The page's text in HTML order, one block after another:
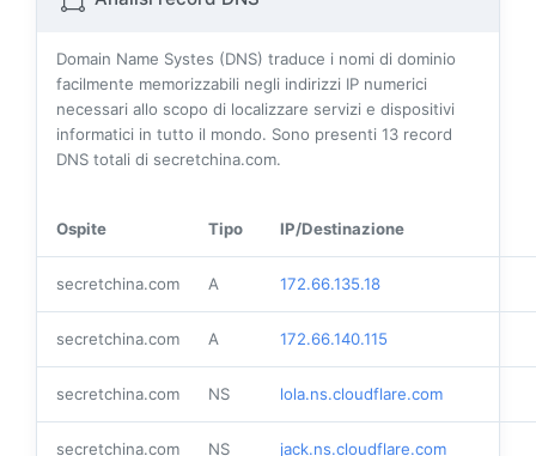
Domain Name Systes (DNS) traduce i nomi di dominio
facilmente memorizzabili negli indirizzi IP numerici
necessari allo scopo di localizzare servizi e dispositivi
informatici in tutto il mondo. Sono presenti 13 record
DNS totali di secretchina.com.
Ospite Tipo IP/Destinazione
secretchina.com A 172.66.135.18
secretchina.com A 172.66.140.115
secretchina.com NS lola.ns.cloudflare.com
secretchina.com NS jack.ns.cloudflare.com